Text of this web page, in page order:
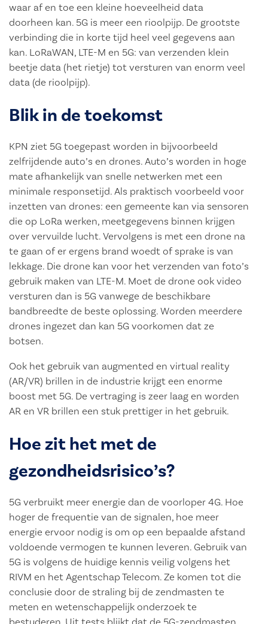
waar af en toe een kleine hoeveelheid data
doorheen kan. 5G is meer een rioolpijp. De grootste
verbinding die in korte tijd heel veel gegevens aan
kan. LoRaWAN, LTE-M en 5G: van verzenden klein
beetje data (het rietje) tot versturen van enorm veel
data (de rioolpijp).
Blik in de toekomst
KPN ziet 5G toegepast worden in bijvoorbeeld
zelfrijdende auto’s en drones. Auto’s worden in hoge
mate afhankelijk van snelle netwerken met een
minimale responsetijd. Als praktisch voorbeeld voor
inzetten van drones: een gemeente kan via sensoren
die op LoRa werken, meetgegevens binnen krijgen
over vervuilde lucht. Vervolgens is met een drone na
te gaan of er ergens brand woedt of sprake is van
lekkage. Die drone kan voor het verzenden van foto’s
gebruik maken van LTE-M. Moet de drone ook video
versturen dan is 5G vanwege de beschikbare
bandbreedte de beste oplossing. Worden meerdere
drones ingezet dan kan 5G voorkomen dat ze
botsen.
Ook het gebruik van augmented en virtual reality
(AR/VR) brillen in de industrie krijgt een enorme
boost met 5G. De vertraging is zeer laag en worden
AR en VR brillen een stuk prettiger in het gebruik.
Hoe zit het met de
gezondheidsrisico’s?
5G verbruikt meer energie dan de voorloper 4G. Hoe
hoger de frequentie van de signalen, hoe meer
energie ervoor nodig is om op een bepaalde afstand
voldoende vermogen te kunnen leveren. Gebruik van
5G is volgens de huidige kennis veilig volgens het
RIVM en het Agentschap Telecom. Ze komen tot die
conclusie door de straling bij de zendmasten te
meten en wetenschappelijk onderzoek te